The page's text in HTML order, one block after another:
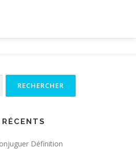
Définition